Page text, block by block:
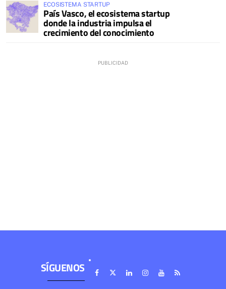
ECOSISTEMA STARTUP
País Vasco, el ecosistema startup
donde la industria impulsa el
crecimiento del conocimiento
SÍGUENOS